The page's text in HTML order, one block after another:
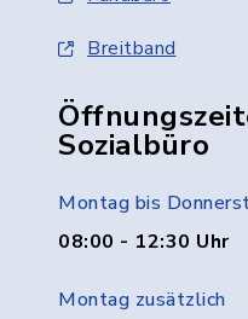
Breitband
Sozialbüro
Montag bis
08:00 - 12:30 Uhr
Montag zusätzlich